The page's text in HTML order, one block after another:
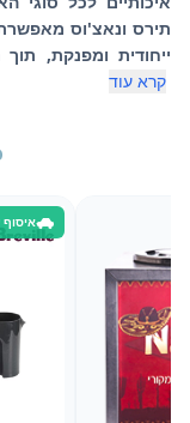
תירס ונאצ'וס
ייחודית ומפנקת,
קרא עוד
איסוף